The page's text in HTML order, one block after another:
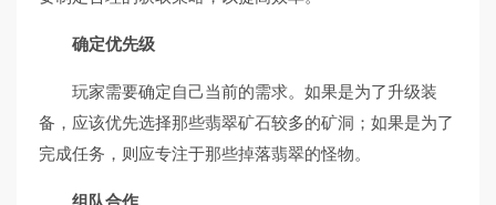
确定优先级
玩家需要确定自己当前的需求。如果是为了升级装
备，应该优先选择那些翡翠矿石较多的矿洞；如果是为了
完成任务，则应专注于那些掉落翡翠的怪物。